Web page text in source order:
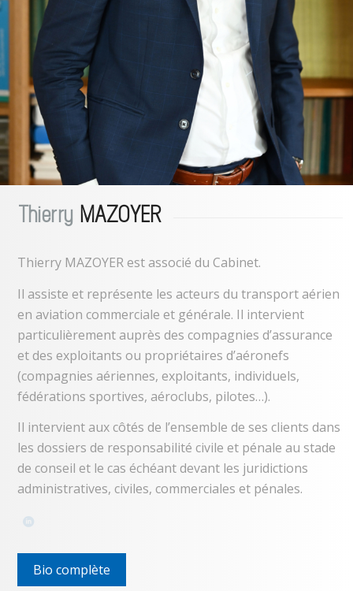
Thierry MAZOYER
Thierry MAZOYER est associé du Cabinet.
Il assiste et représente les acteurs du transport aérien
en aviation commerciale et générale. Il intervient
particulièrement auprès des compagnies d’assurance
et des exploitants ou propriétaires d’aéronefs
(compagnies aériennes, exploitants, individuels,
fédérations sportives, aéroclubs, pilotes…).
Il intervient aux côtés de l’ensemble de ses clients dans
les dossiers de responsabilité civile et pénale au stade
de conseil et le cas échéant devant les juridictions
administratives, civiles, commerciales et pénales.
Bio complète